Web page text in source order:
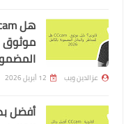
موثوق
عزالدين ويب 12 أبريل 2026